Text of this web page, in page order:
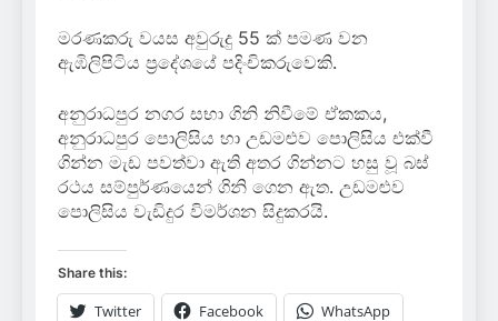
මරණකරු වයස අවුරුදු 55 ක් පමණ වන
ඇඹිලිපිටිය ප්‍රදේශයේ පදිංචිකරුවෙකි.
අනුරාධපුර නගර සභා ගිනි නිවීමේ ඒකකය,
අනුරාධපුර පොලිසිය හා උඩමළුව පොලිසිය එක්වී
ගින්න මැඩ පවත්වා ඇති අතර ගින්නට හසු වූ බස්
රථය සම්පුර්ණයෙන් ගිනි ගෙන ඇත. උඩමළුව
පොලිසිය වැඩිදුර විමර්ශන සිදුකරයි.
Share this:
Twitter Facebook WhatsApp